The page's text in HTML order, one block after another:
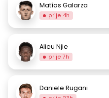
Matías Galarza
prije 4h
Alieu Njie
prije 7h
Daniele Rugani